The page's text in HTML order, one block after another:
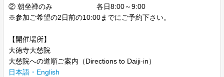
② 朝坐禅のみ 各日8:00～9:00
※参加ご希望の2日前の10:00までにご予約下さい。
【開催場所】
大徳寺大慈院
大慈院への道順ご案内（Directions to Daiji-in）
日本語・English